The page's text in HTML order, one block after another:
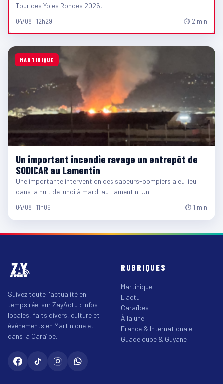
Tour des Yoles Rondes 2026,…
04/08 · 12h29 ⏱ 2 min
MARTINIQUE
Un important incendie ravage un entrepôt de
SODICAR au Lamentin
Une importante intervention des sapeurs-pompiers a eu lieu
dans la nuit de lundi à mardi au Lamentin. Un…
04/08 · 11h06 ⏱ 1 min
Suivez toute l'actualité en
temps réel sur ZayActu : infos
locales, faits divers, culture et
événements en Martinique et
dans la Caraïbe.
RUBRIQUES
Martinique
L'actu
Caraïbes
À la une
France & Internationale
Guadeloupe & Guyane